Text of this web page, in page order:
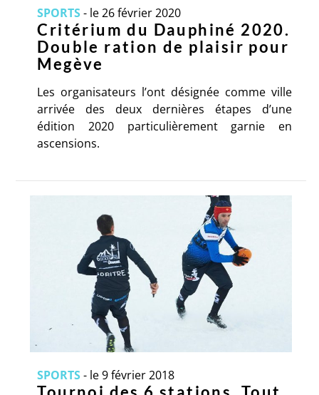
SPORTS- le 26 février 2020
Critérium du Dauphiné 2020.
Double ration de plaisir pour
Megève
Les organisateurs l’ont désignée comme ville
arrivée des deux dernières étapes d’une
édition 2020 particulièrement garnie en
ascensions.
SPORTS- le 9 février 2018